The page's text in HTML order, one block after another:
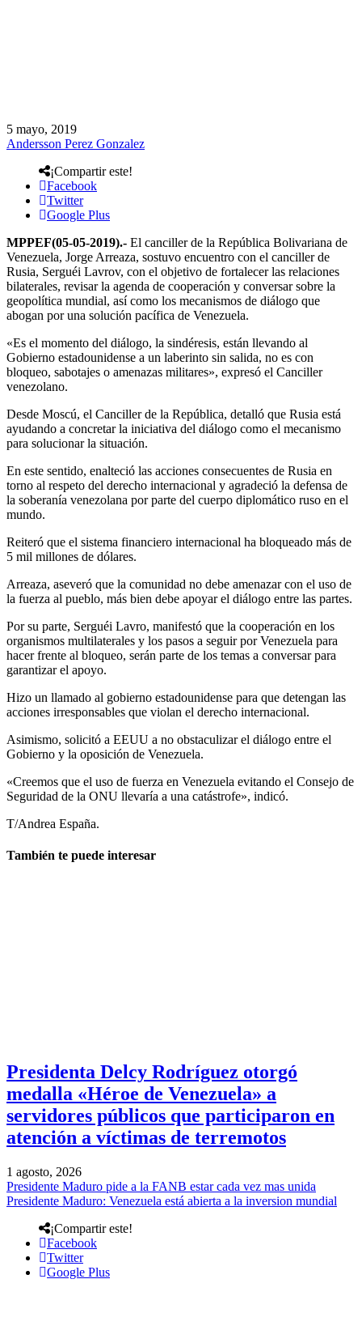
5 mayo, 2019
Andersson Perez Gonzalez
¡Compartir este!
Facebook
Twitter
Google Plus
MPPEF(05-05-2019).- El canciller de la República Bolivariana de
Venezuela, Jorge Arreaza, sostuvo encuentro con el canciller de
Rusia, Serguéi Lavrov, con el objetivo de fortalecer las relaciones
bilaterales, revisar la agenda de cooperación y conversar sobre la
geopolítica mundial, así como los mecanismos de diálogo que
abogan por una solución pacífica de Venezuela.
«Es el momento del diálogo, la sindéresis, están llevando al
Gobierno estadounidense a un laberinto sin salida, no es con
bloqueo, sabotajes o amenazas militares», expresó el Canciller
venezolano.
Desde Moscú, el Canciller de la República, detalló que Rusia está
ayudando a concretar la iniciativa del diálogo como el mecanismo
para solucionar la situación.
En este sentido, enalteció las acciones consecuentes de Rusia en
torno al respeto del derecho internacional y agradeció la defensa de
la soberanía venezolana por parte del cuerpo diplomático ruso en el
mundo.
Reiteró que el sistema financiero internacional ha bloqueado más de
5 mil millones de dólares.
Arreaza, aseveró que la comunidad no debe amenazar con el uso de
la fuerza al pueblo, más bien debe apoyar el diálogo entre las partes.
Por su parte, Serguéi Lavro, manifestó que la cooperación en los
organismos multilaterales y los pasos a seguir por Venezuela para
hacer frente al bloqueo, serán parte de los temas a conversar para
garantizar el apoyo.
Hizo un llamado al gobierno estadounidense para que detengan las
acciones irresponsables que violan el derecho internacional.
Asimismo, solicitó a EEUU a no obstaculizar el diálogo entre el
Gobierno y la oposición de Venezuela.
«Creemos que el uso de fuerza en Venezuela evitando el Consejo de
Seguridad de la ONU llevaría a una catástrofe», indicó.
T/Andrea España.
También te puede interesar
Presidenta Delcy Rodríguez otorgó
medalla «Héroe de Venezuela» a
servidores públicos que participaron en
atención a víctimas de terremotos
1 agosto, 2026
Presidente Maduro pide a la FANB estar cada vez mas unida
Presidente Maduro: Venezuela está abierta a la inversion mundial
¡Compartir este!
Facebook
Twitter
Google Plus